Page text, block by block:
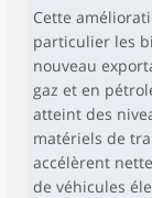
Cette
particulier les
nouveau
gaz et en
atteint des
matériels de
accélèrent
de véhicules